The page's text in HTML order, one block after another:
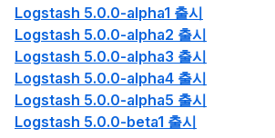
Logstash 5.0.0-alpha1 출시
Logstash 5.0.0-alpha2 출시
Logstash 5.0.0-alpha3 출시
Logstash 5.0.0-alpha4 출시
Logstash 5.0.0-alpha5 출시
Logstash 5.0.0-beta1 출시